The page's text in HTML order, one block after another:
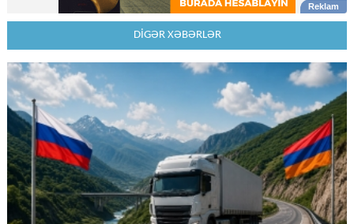
DİGƏR XƏBƏRLƏR